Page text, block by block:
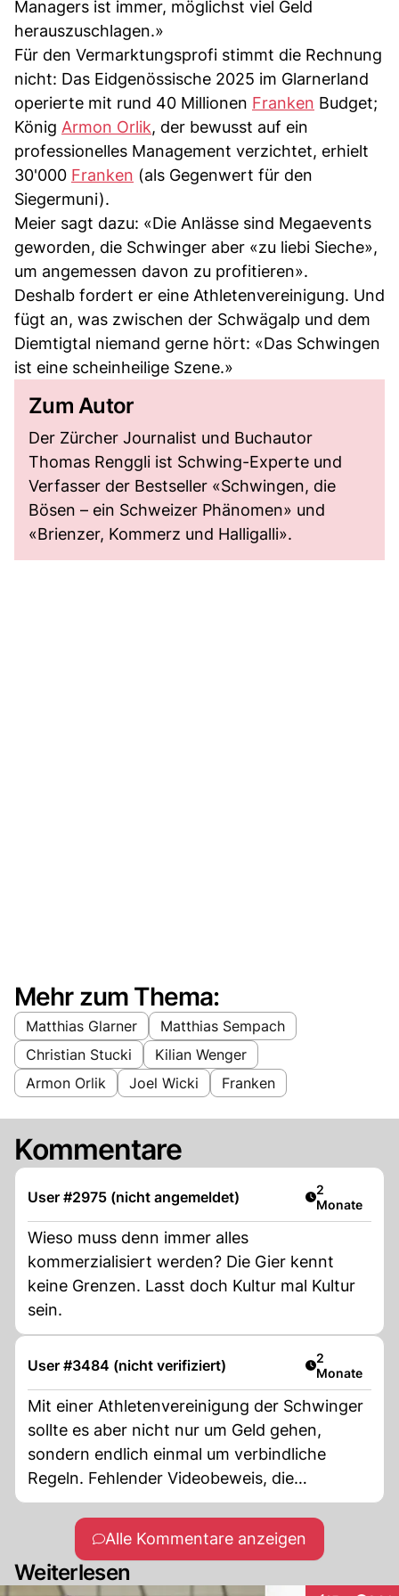
Managers ist immer, möglichst viel Geld
herauszuschlagen.»
Für den Vermarktungsprofi stimmt die Rechnung
nicht: Das Eidgenössische 2025 im Glarnerland
operierte mit rund 40 Millionen Franken Budget;
König Armon Orlik, der bewusst auf ein
professionelles Management verzichtet, erhielt
30'000 Franken (als Gegenwert für den
Siegermuni).
Meier sagt dazu: «Die Anlässe sind Megaevents
geworden, die Schwinger aber «zu liebi Sieche»,
um angemessen davon zu profitieren».
Deshalb fordert er eine Athletenvereinigung. Und
fügt an, was zwischen der Schwägalp und dem
Diemtigtal niemand gerne hört: «Das Schwingen
ist eine scheinheilige Szene.»
Zum Autor
Der Zürcher Journalist und Buchautor
Thomas Renggli ist Schwing-Experte und
Verfasser der Bestseller «Schwingen, die
Bösen – ein Schweizer Phänomen» und
«Brienzer, Kommerz und Halligalli».
Mehr zum Thema:
Matthias Glarner
Matthias Sempach
Christian Stucki
Kilian Wenger
Armon Orlik
Joel Wicki Franken
Kommentare
User #2975 (nicht angemeldet) Artikel
2
Monate
Wieso muss denn immer alles
kommerzialisiert werden? Die Gier kennt
keine Grenzen. Lasst doch Kultur mal Kultur
sein.
User #3484 (nicht verifiziert) Artikel
2
Monate
Mit einer Athletenvereinigung der Schwinger
sollte es aber nicht nur um Geld gehen,
sondern endlich einmal um verbindliche
Regeln. Fehlender Videobeweis, die
subjektive Notengebung, das Regelwerk und
die Wettkampfformate, die zu tief in der
Tradition verwurzelt sind, sollten dringend
überarbeitet werden. Das
Alle Kommentare anzeigen
Weiterlesen